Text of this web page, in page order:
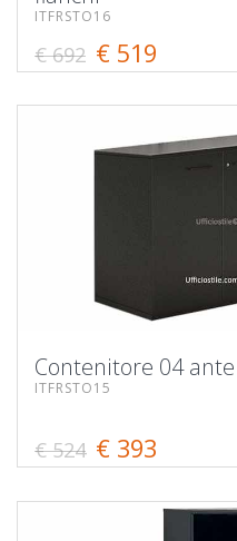
ITFRSTO16
€ 692 € 519
Contenitore 04
ITFRSTO15
€ 524 € 393